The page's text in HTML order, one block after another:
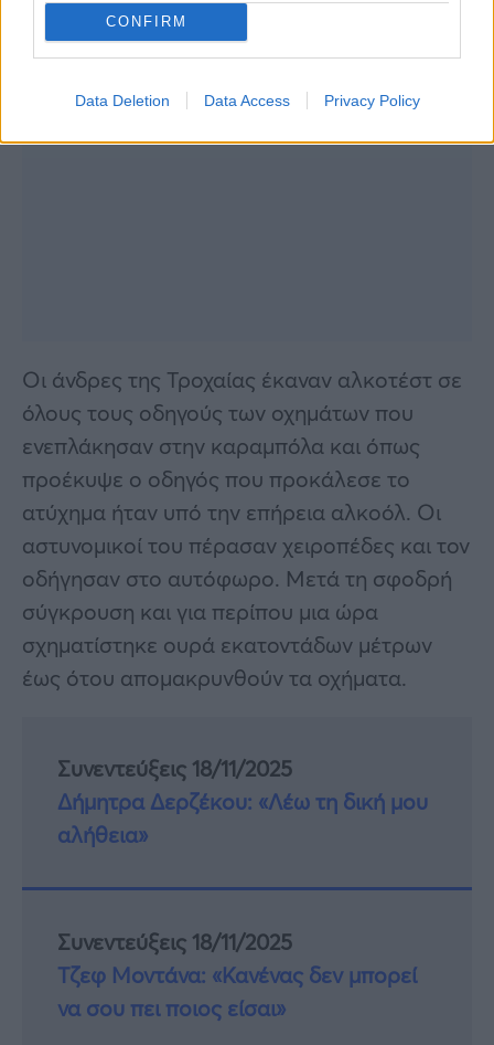
CONFIRM
Data Deletion Data Access Privacy Policy
Οι άνδρες της Τροχαίας έκαναν αλκοτέστ σε
όλους τους οδηγούς των οχημάτων που
ενεπλάκησαν στην καραμπόλα και όπως
προέκυψε ο οδηγός που προκάλεσε το
ατύχημα ήταν υπό την επήρεια αλκοόλ. Οι
αστυνομικοί του πέρασαν χειροπέδες και τον
οδήγησαν στο αυτόφωρο. Μετά τη σφοδρή
σύγκρουση και για περίπου μια ώρα
σχηματίστηκε ουρά εκατοντάδων μέτρων
έως ότου απομακρυνθούν τα οχήματα.
Συνεντεύξεις 18/11/2025
Δήμητρα Δερζέκου: «Λέω τη δική μου
αλήθεια»
Συνεντεύξεις 18/11/2025
Τζεφ Μοντάνα: «Κανένας δεν μπορεί
να σου πει ποιος είσαι»